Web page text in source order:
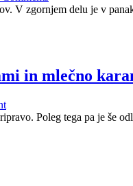
V zgornjem delu je v
in mlečno
Poleg tega pa je še